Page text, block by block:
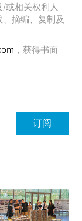
或相关权利人
摘编、复制及
，获得书面
订阅